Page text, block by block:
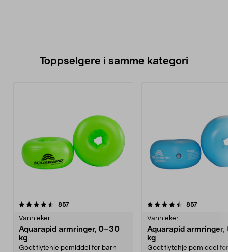
Toppselgere i samme kategori
857anmeldelser
Vannleker
Aquarapid armringer, 0–30
kg
Godt flytehjelpemiddel for barn
4.5 av 5 stjerner 857
Vannleker
Aquarapid
kg
Godt flytehjelpemiddel
4.5 av 5 stjerner